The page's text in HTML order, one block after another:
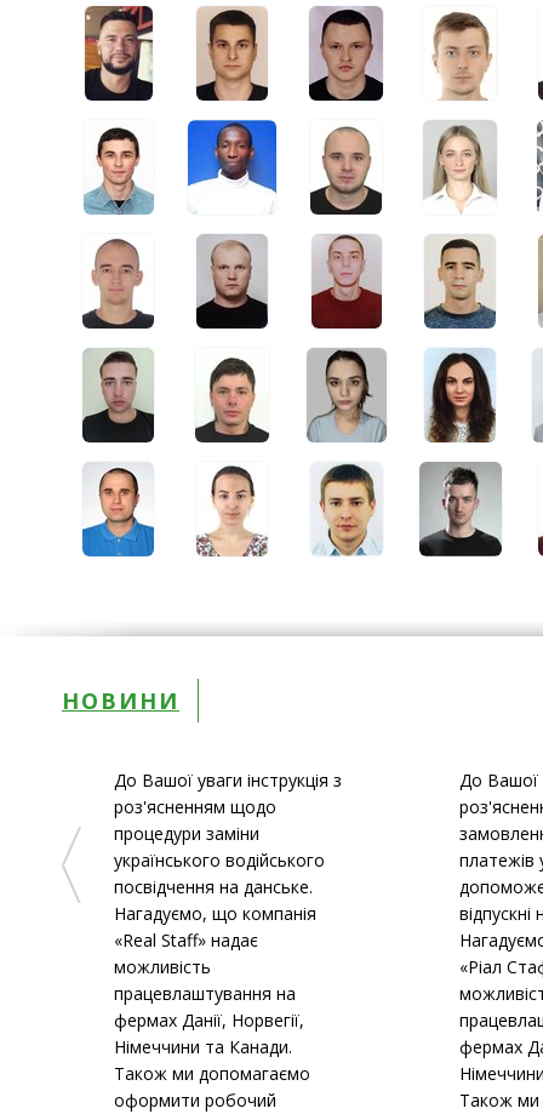
НОВИНИ
До Вашої уваги інструкція з
роз'ясненням щодо
процедури заміни
українського водійського
посвідчення на данське.
Нагадуємо, що компанія
«Real Staff» надає
можливість
працевлаштування на
фермах Данії, Норвегії,
Німеччини та Канади.
Також ми допомагаємо
оформити робочий
До Вашої
платежів
«Ріал
фермах
Також ми